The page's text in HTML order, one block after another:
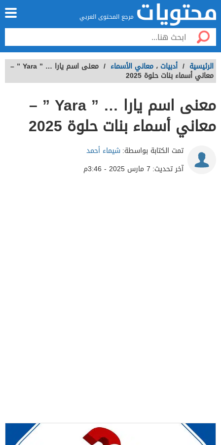
مرجع المحتوى العربي
الرئيسية / أدبيات ، معاني الأسماء / معنى اسم يارا … ” Yara ” –
معاني أسماء بنات حلوة 2025
معنى اسم يارا … ” Yara ” –
معاني أسماء بنات حلوة 2025
تمت الكتابة بواسطة:شيماء أحمد
آخر تحديث: 7 مارس 2025 - 3:46م